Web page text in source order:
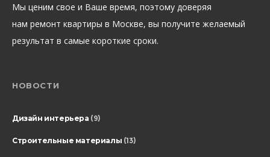
Мы ценим свое и Ваше время, поэтому доверяя
нам ремонт квартиры в Москве, вы получите желаемый
результат в самые короткие сроки.
НОВОСТИ
Дизайн интерьера (9)
Строительные материалы (13)